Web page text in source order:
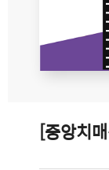
[중앙치